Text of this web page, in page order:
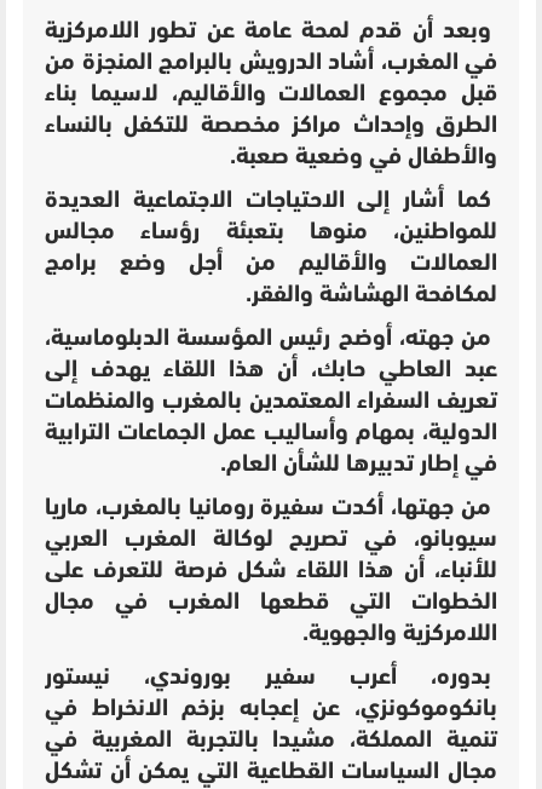
وبعد أن قدم لمحة عامة عن تطور اللامركزية
في المغرب، أشاد الدرويش بالبرامج المنجزة من
قبل مجموع العمالات والأقاليم، لاسيما بناء
الطرق وإحداث مراكز مخصصة للتكفل بالنساء
والأطفال في وضعية صعبة.
كما أشار إلى الاحتياجات الاجتماعية العديدة
للمواطنين، منوها بتعبئة رؤساء مجالس
العمالات والأقاليم من أجل وضع برامج
لمكافحة الهشاشة والفقر.
من جهته، أوضح رئيس المؤسسة الدبلوماسية،
عبد العاطي حابك، أن هذا اللقاء يهدف إلى
تعريف السفراء المعتمدين بالمغرب والمنظمات
الدولية، بمهام وأساليب عمل الجماعات الترابية
في إطار تدبيرها للشأن العام.
من جهتها، أكدت سفيرة رومانيا بالمغرب، ماريا
سيوبانو، في تصريح لوكالة المغرب العربي
للأنباء، أن هذا اللقاء شكل فرصة للتعرف على
الخطوات التي قطعها المغرب في مجال
اللامركزية والجهوية.
بدوره، أعرب سفير بوروندي، نيستور
بانكوموكونزي، عن إعجابه بزخم الانخراط في
تنمية المملكة، مشيدا بالتجربة المغربية في
مجال السياسات القطاعية التي يمكن أن تشكل